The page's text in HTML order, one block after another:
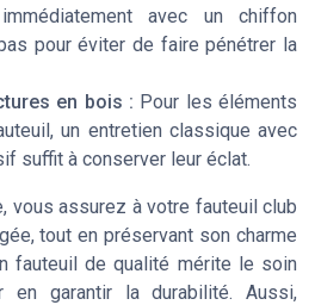
avec un chiffon
pour éviter de faire pénétrer la
en bois : Pour les éléments
un entretien classique avec
suffit à conserver leur éclat.
vous assurez à votre fauteuil club
tout en préservant son charme
fauteuil de qualité mérite le soin
en garantir la durabilité. Aussi,